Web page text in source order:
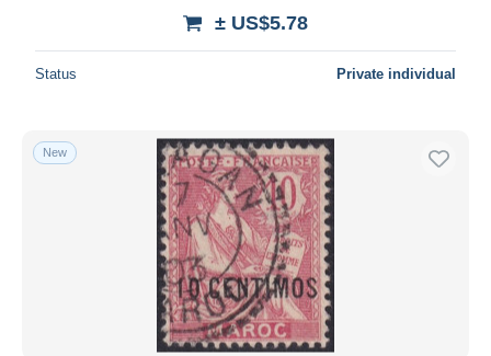
± US$5.78
Status Private individual
New